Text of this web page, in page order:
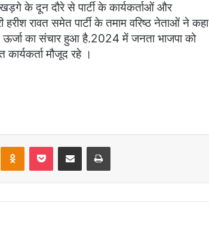
के दून दौरे से पार्टी के कार्यकर्ताओं और
हरीश रावत समेत पार्टी के तमाम वरिष्ठ नेताओं ने कहा
ऊर्जा का संचार हुआ है.2024 में जनता भाजपा को
मौजूद रहे ।
Odnoklassniki
Pocket Share via Email Print